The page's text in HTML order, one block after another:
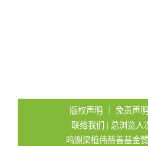
版权声明 免责声明
联络我们
| 总浏览人
鸣谢梁植伟慈善基金